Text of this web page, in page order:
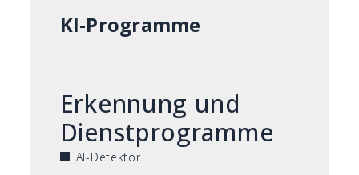
KI-Programme
Erkennung und
Dienstprogramme
AI-Detektor